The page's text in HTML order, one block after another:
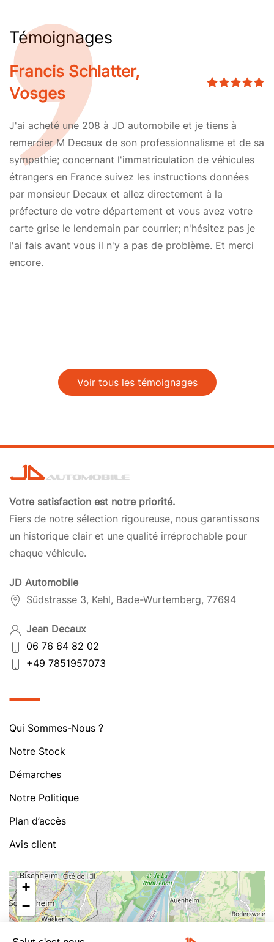
Témoignages
Francis Schlatter,
Vosges
J'ai acheté une 208 à JD automobile et je tiens à
remercier M Decaux de son professionnalisme et de sa
sympathie; concernant l'immatriculation de véhicules
étrangers en France suivez les instructions données
par monsieur Decaux et allez directement à la
préfecture de votre département et vous avez votre
carte grise le lendemain par courrier; n'hésitez pas je
l'ai fais avant vous il n'y a pas de problème. Et merci
encore.
Voir tous les témoignages
Votre satisfaction est notre priorité.
Fiers de notre sélection rigoureuse, nous garantissons
un historique clair et une qualité irréprochable pour
chaque véhicule.
JD Automobile
Südstrasse 3, Kehl, Bade-Wurtemberg, 77694
Jean Decaux
06 76 64 82 02
+49 7851957073
Qui Sommes-Nous ?
Notre Stock
Démarches
Notre Politique
Plan d’accès
Avis client
+
−